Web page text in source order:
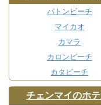
パトンビーチ
マイカオ
カマラ
カロンビーチ
カタビーチ
チェンマイのホ